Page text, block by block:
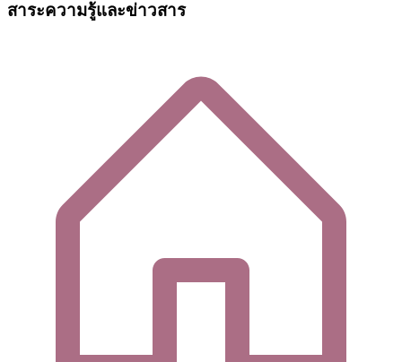
สาระความรู้และข่าวสาร